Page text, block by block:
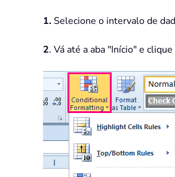
1. Selecione o intervalo de
2. Vá até a aba "Início" e